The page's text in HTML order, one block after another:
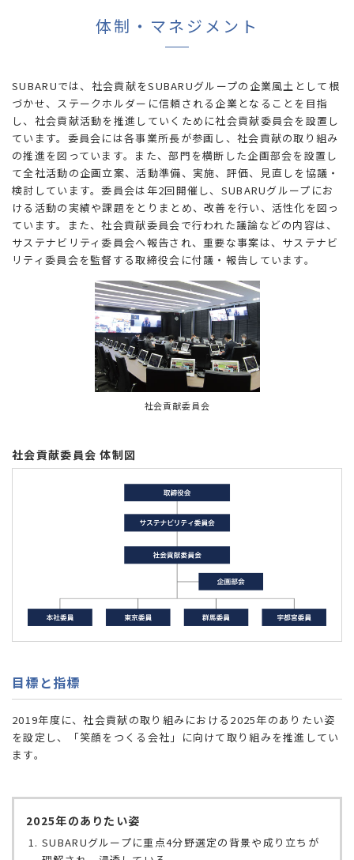
体制・マネジメント
SUBARUでは、社会貢献をSUBARUグループの企業風土として根
づかせ、ステークホルダーに信頼される企業となることを目指
し、社会貢献活動を推進していくために社会貢献委員会を設置し
ています。委員会には各事業所長が参画し、社会貢献の取り組み
の推進を図っています。また、部門を横断した企画部会を設置し
て全社活動の企画立案、活動準備、実施、評価、見直しを協議・
検討しています。委員会は年2回開催し、SUBARUグループにお
ける活動の実績や課題をとりまとめ、改善を行い、活性化を図っ
ています。また、社会貢献委員会で行われた議論などの内容は、
サステナビリティ委員会へ報告され、重要な事案は、サステナビ
リティ委員会を監督する取締役会に付議・報告しています。
社会貢献委員会
社会貢献委員会 体制図
目標と指標
2019年度に、社会貢献の取り組みにおける2025年のありたい姿
を設定し、「笑顔をつくる会社」に向けて取り組みを推進してい
ます。
2025年のありたい姿
SUBARUグループに重点4分野選定の背景や成り立ちが